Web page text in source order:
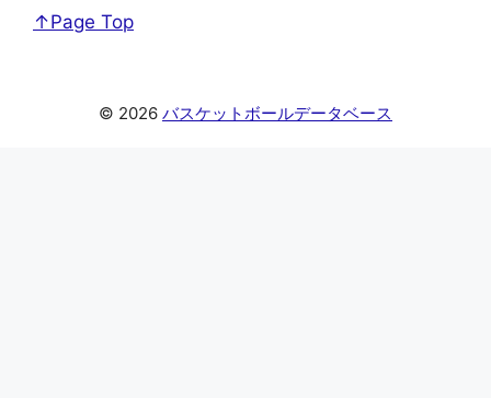
↑Page Top
© 2026 バスケットボールデータベース